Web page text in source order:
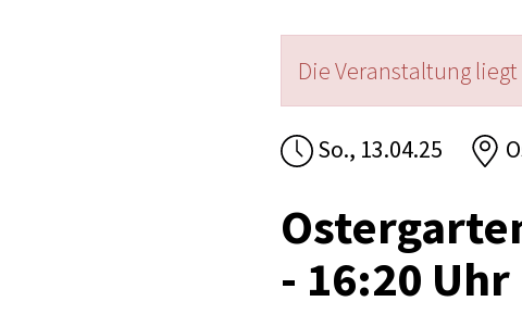
Die Veranstaltung
So., 13.04.25
- 16:20